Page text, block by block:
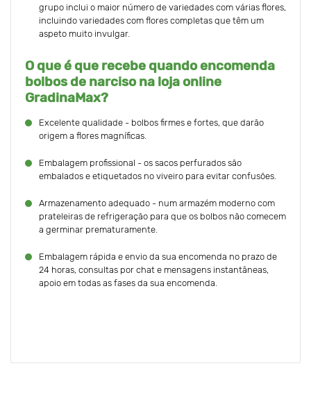
grupo inclui o maior número de variedades com várias flores,
incluindo variedades com flores completas que têm um
aspeto muito invulgar.
O que é que recebe quando encomenda
bolbos de narciso na loja online
GradinaMax?
Excelente qualidade - bolbos firmes e fortes, que darão
origem a flores magníficas.
Embalagem profissional - os sacos perfurados são
embalados e etiquetados no viveiro para evitar confusões.
Armazenamento adequado - num armazém moderno com
prateleiras de refrigeração para que os bolbos não comecem
a germinar prematuramente.
Embalagem rápida e envio da sua encomenda no prazo de
24 horas, consultas por chat e mensagens instantâneas,
apoio em todas as fases da sua encomenda.